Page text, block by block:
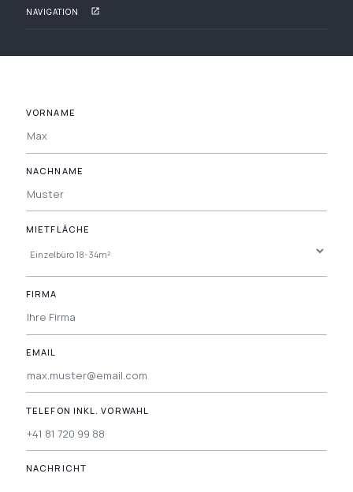
NAVIGATION
VORNAME
NACHNAME
MIETFLÄCHE
FIRMA
EMAIL
TELEFON INKL. VORWAHL
NACHRICHT